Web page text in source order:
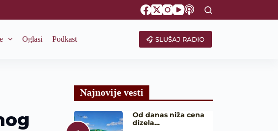
Oglasi Podkast 🎧 SLUŠAJ RADIO
Najnovije vesti
Od danas niža cena
dizela…